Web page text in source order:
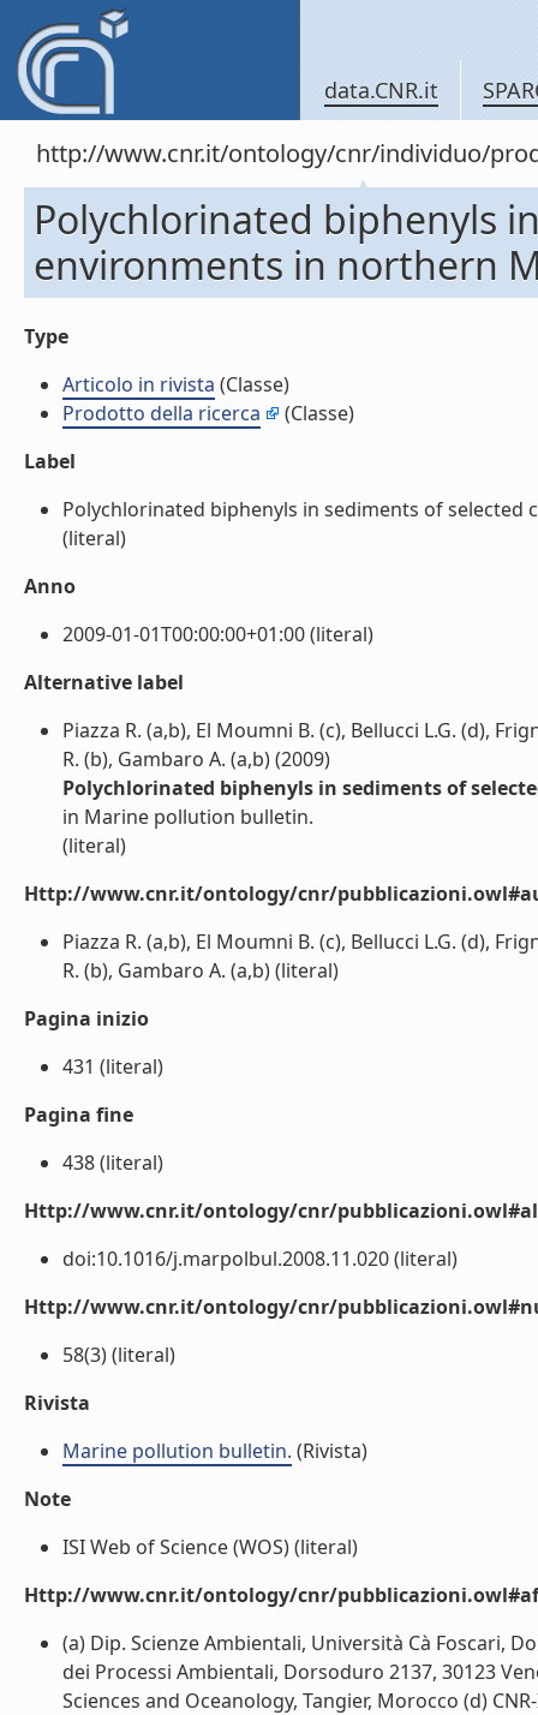
data.CNR.it
http://www.cnr.it/ontology/cnr/individuo/
Polychlorinated biphenyls
environments in northern
Type
Articolo in rivista (Classe)
Prodotto della ricerca
(Classe)
Label
Polychlorinated biphenyls in sediments of
(literal)
Anno
2009-01-01T00:00:00+01:00 (literal)
Alternative label
Piazza R. (a,b), El Moumni B. (c), Bellucci L.G. (d),
R. (b), Gambaro A. (a,b) (2009)
Polychlorinated biphenyls in sediments of
in Marine pollution bulletin.
(literal)
Http://www.cnr.it/ontology/cnr/
Piazza R. (a,b), El Moumni B. (c), Bellucci L.G. (d),
R. (b), Gambaro A. (a,b) (literal)
Pagina inizio
431 (literal)
Pagina fine
438 (literal)
Http://www.cnr.it/ontology/cnr/
doi:10.1016/j.marpolbul.2008.11.020 (literal)
Http://www.cnr.it/ontology/cnr/
58(3) (literal)
Rivista
Marine pollution bulletin. (Rivista)
Note
ISI Web of Science (WOS) (literal)
Http://www.cnr.it/ontology/cnr/
(a) Dip. Scienze Ambientali, Università Cà Foscari,
dei Processi Ambientali, Dorsoduro 2137, 30123
Sciences and Oceanology, Tangier, Morocco (d)